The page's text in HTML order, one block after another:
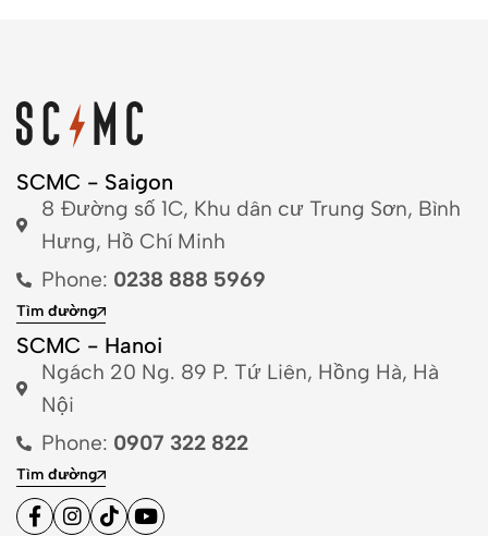
SCMC - Saigon
8 Đường số 1C, Khu dân cư Trung Sơn, Bình
Hưng, Hồ Chí Minh
Phone: 0238 888 5969
Tìm đường
SCMC - Hanoi
Ngách 20 Ng. 89 P. Tứ Liên, Hồng Hà, Hà
Nội
Phone: 0907 322 822
Tìm đường